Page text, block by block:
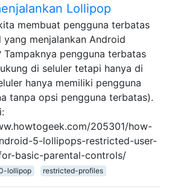
Lollipop
membuat pengguna terbatas
yang menjalankan Android
Tampaknya pengguna terbatas
di seluler tetapi hanya di
hanya memiliki pengguna
tanpa opsi pengguna terbatas).
205301/how-
5-lollipops-restricted-user-
basic-parental-controls/
lollipop restricted-profiles